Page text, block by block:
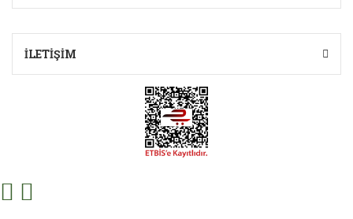
İLETİŞİM